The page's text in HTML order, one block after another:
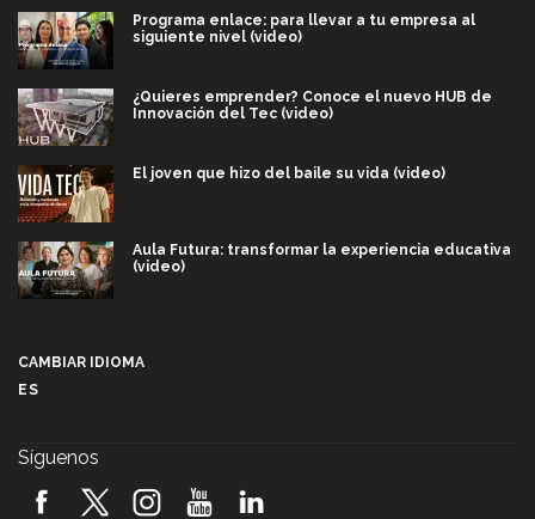
Programa enlace: para llevar a tu empresa al
siguiente nivel (video)
¿Quieres emprender? Conoce el nuevo HUB de
Innovación del Tec (video)
El joven que hizo del baile su vida (video)
Aula Futura: transformar la experiencia educativa
(video)
2026! (video)
CAMBIAR IDIOMA
ES
Síguenos